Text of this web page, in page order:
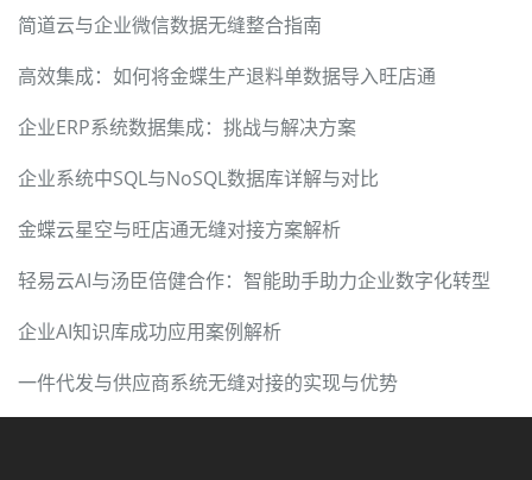
简道云与企业微信数据无缝整合指南
高效集成：如何将金蝶生产退料单数据导入旺店通
企业ERP系统数据集成：挑战与解决方案
企业系统中SQL与NoSQL数据库详解与对比
金蝶云星空与旺店通无缝对接方案解析
轻易云AI与汤臣倍健合作：智能助手助力企业数字化转型
企业AI知识库成功应用案例解析
一件代发与供应商系统无缝对接的实现与优势